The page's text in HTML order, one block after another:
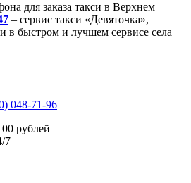
для заказа такси в Верхнем
– сервис такси «Девяточка»,
в быстром и лучшем сервисе села
048-71-96
рублей
7